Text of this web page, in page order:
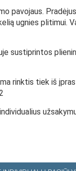
pavojaus.
ugnies plitimui.
sustiprintos
rinktis tiek iš